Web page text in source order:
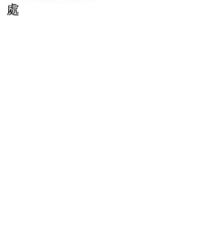
處